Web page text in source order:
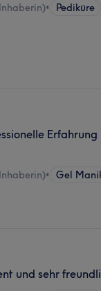
• Pediküre
• Gel
und sehr